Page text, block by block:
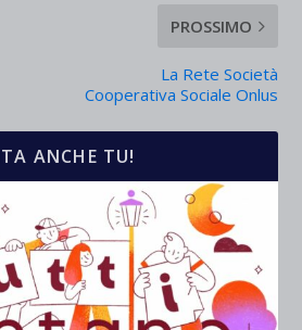
PROSSIMO
La Rete Società
Cooperativa Sociale Onlus
ANCHE TU!